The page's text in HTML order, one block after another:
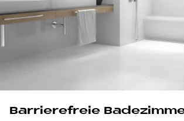
Barrierefreie